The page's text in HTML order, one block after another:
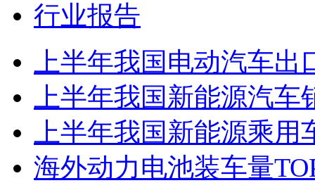
行业报告
上半年我国电动汽车
上半年我国新能源汽车
上半年我国新能源乘
海外动力电池装车量